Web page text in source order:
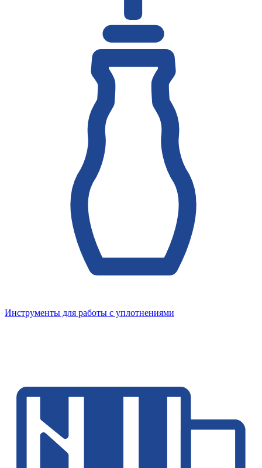
Инструменты для работы с уплотнениями